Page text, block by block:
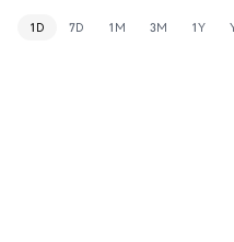
1D 7D 1M 3M 1Y